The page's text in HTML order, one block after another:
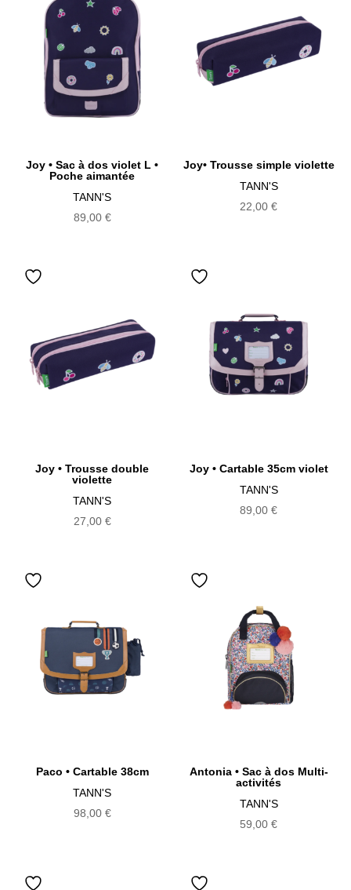
Joy • Sac à dos violet L •
Poche aimantée
TANN'S
89,00 €
Joy• Trousse simple violette
TANN'S
22,00€
Joy • Trousse double
violette
TANN'S
27,00 €
Joy • Cartable 35cm violet
TANN'S
89,00€
Paco • Cartable 38cm
TANN'S
98,00 €
Antonia • Sac à dos Multi-
activités
TANN'S
59,00€